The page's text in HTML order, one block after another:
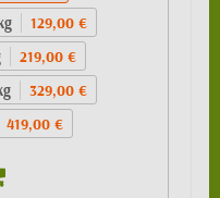
129,00 €
219,00 €
329,00 €
419,00 €